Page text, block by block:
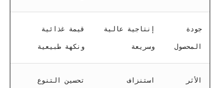
جودة
المحصول
إنتاجية عالية
وسريعة
قيمة غذائية
ونكهة طبيعية
الأثر استنزاف تحسين التنوع